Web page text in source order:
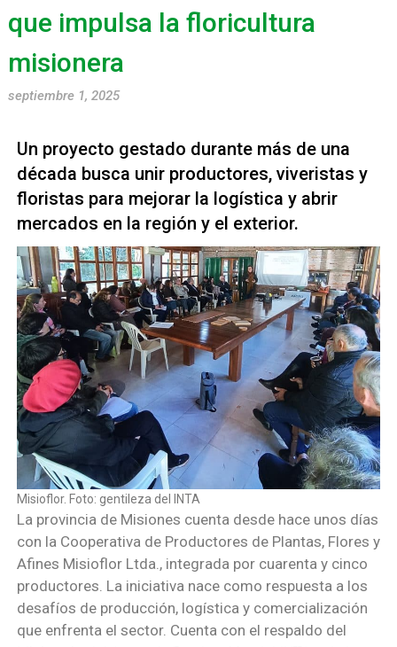
que impulsa la floricultura
misionera
septiembre 1, 2025
Un proyecto gestado durante más de una
década busca unir productores, viveristas y
floristas para mejorar la logística y abrir
mercados en la región y el exterior.
Misioflor. Foto: gentileza del INTA
La provincia de Misiones cuenta desde hace unos días
con la Cooperativa de Productores de Plantas, Flores y
Afines Misioflor Ltda., integrada por cuarenta y cinco
productores. La iniciativa nace como respuesta a los
desafíos de producción, logística y comercialización
que enfrenta el sector. Cuenta con el respaldo del